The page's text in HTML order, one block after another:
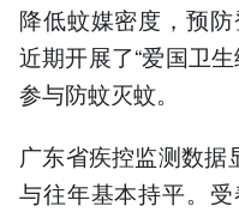
降低蚊媒密度，预
近期开展了“爱国卫
参与防蚊灭蚊。
广东省疾控监测数
与往年基本持平。